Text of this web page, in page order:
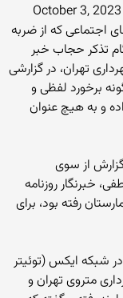
اجتماعی که از ضربه
تذکر حجاب خبر
تهران، در گزارشی
برخورد لفظی و
و به هیچ عنوان
از سوی
خبرنگار روزنامه
رفته بود، برای
شبکه ایکس (توئیتر
متروی تهران و